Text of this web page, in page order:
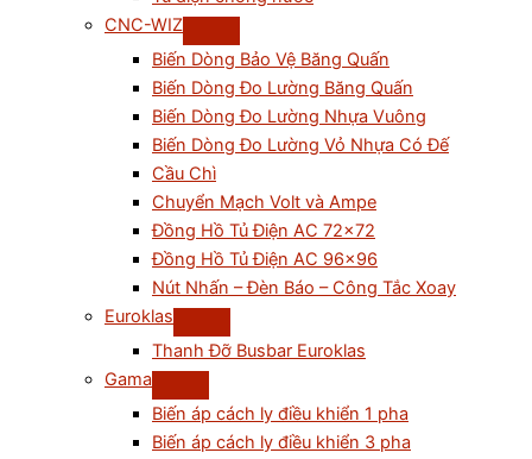
CNC-WIZ
Biến Dòng Bảo Vệ Băng Quấn
Biến Dòng Đo Lường Băng Quấn
Biến Dòng Đo Lường Nhựa Vuông
Biến Dòng Đo Lường Vỏ Nhựa Có Đế
Cầu Chì
Chuyển Mạch Volt và Ampe
Đồng Hồ Tủ Điện AC 72×72
Đồng Hồ Tủ Điện AC 96×96
Nút Nhấn – Đèn Báo – Công Tắc Xoay
Euroklas
Thanh Đỡ Busbar Euroklas
Gama
Biến áp cách ly điều khiển 1 pha
Biến áp cách ly điều khiển 3 pha